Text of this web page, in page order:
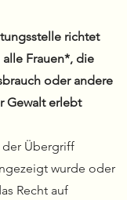
richtet
Frauen*, die
oder andere
Gewalt erlebt
der Übergriff
wurde oder
Recht auf